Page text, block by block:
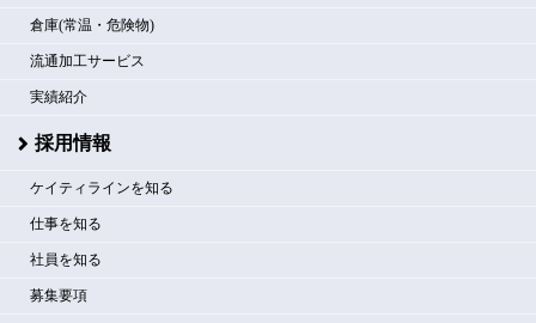
倉庫(常温・危険物)
流通加工サービス
実績紹介
採用情報
ケイティラインを知る
仕事を知る
社員を知る
募集要項